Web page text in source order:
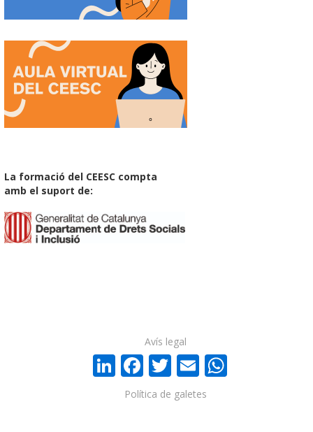
La formació del CEESC compta
amb el suport de:
LinkedIn
Facebook
Twitter
Email
Política de galetes
Avís legal